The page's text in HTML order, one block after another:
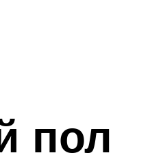
пол